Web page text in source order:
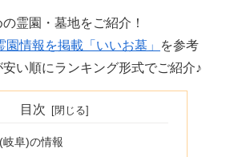
霊園・墓地をご紹介！
情報を掲載「いいお墓」
を参考
い順にランキング形式でご紹介♪
目次
阜)の情報